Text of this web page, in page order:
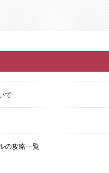
て
の攻略一覧